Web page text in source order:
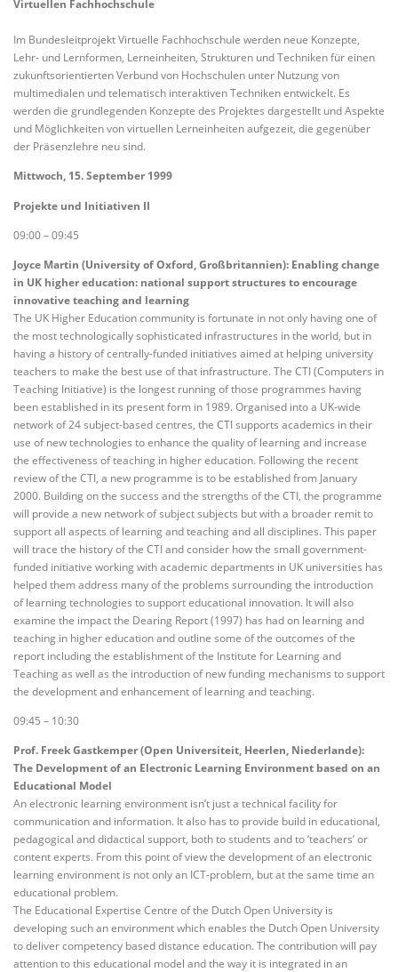
Virtuellen Fachhochschule
Im Bundesleitprojekt Virtuelle Fachhochschule werden neue Konzepte,
Lehr- und Lernformen, Lerneinheiten, Strukturen und Techniken für einen
zukunftsorientierten Verbund von Hochschulen unter Nutzung von
multimedialen und telematisch interaktiven Techniken entwickelt. Es
werden die grundlegenden Konzepte des Projektes dargestellt und Aspekte
und Möglichkeiten von virtuellen Lerneinheiten aufgezeit, die gegenüber
der Präsenzlehre neu sind.
Mittwoch, 15. September 1999
Projekte und Initiativen II
09:00 – 09:45
Joyce Martin (University of Oxford, Großbritannien): Enabling change
in UK higher education: national support structures to encourage
innovative teaching and learning
The UK Higher Education community is fortunate in not only having one of
the most technologically sophisticated infrastructures in the world, but in
having a history of centrally-funded initiatives aimed at helping university
teachers to make the best use of that infrastructure. The CTI (Computers in
Teaching Initiative) is the longest running of those programmes having
been established in its present form in 1989. Organised into a UK-wide
network of 24 subject-based centres, the CTI supports academics in their
use of new technologies to enhance the quality of learning and increase
the effectiveness of teaching in higher education. Following the recent
review of the CTI, a new programme is to be established from January
2000. Building on the success and the strengths of the CTI, the programme
will provide a new network of subject subjects but with a broader remit to
support all aspects of learning and teaching and all disciplines. This paper
will trace the history of the CTI and consider how the small government-
funded initiative working with academic departments in UK universities has
helped them address many of the problems surrounding the introduction
of learning technologies to support educational innovation. It will also
examine the impact the Dearing Report (1997) has had on learning and
teaching in higher education and outline some of the outcomes of the
report including the establishment of the Institute for Learning and
Teaching as well as the introduction of new funding mechanisms to support
the development and enhancement of learning and teaching.
09:45 – 10:30
Prof. Freek Gastkemper (Open Universiteit, Heerlen, Niederlande):
The Development of an Electronic Learning Environment based on an
Educational Model
An electronic learning environment isn’t just a technical facility for
communication and information. It also has to provide build in educational,
pedagogical and didactical support, both to students and to ‘teachers’ or
content experts. From this point of view the development of an electronic
learning environment is not only an ICT-problem, but at the same time an
educational problem.
The Educational Expertise Centre of the Dutch Open University is
developing such an environment which enables the Dutch Open University
to deliver competency based distance education. The contribution will pay
attention to this educational model and the way it is integrated in an